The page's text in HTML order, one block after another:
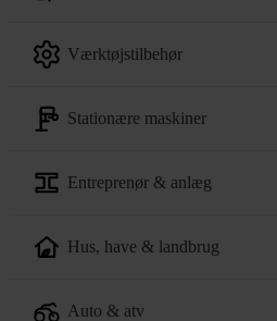
værktøjstilbehør
stationære maskiner
entreprenør & anlæg
hus, have & landbrug
auto & atv